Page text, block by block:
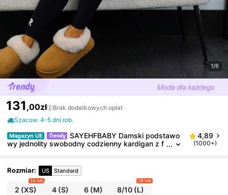
1/6
131 ,00zł
Brak dodatkowych opłat
Szacow. 4-5 dni rob.
Magazyn UE
SAYEHFBABY Damski podstawo
wy jednolity swobodny codzienny kardigan z f
4,89
(1000+)
Rozmiar: US Standard
2 (XS)
16 left
4(S) 6(M) 8/10 (L)
30 left